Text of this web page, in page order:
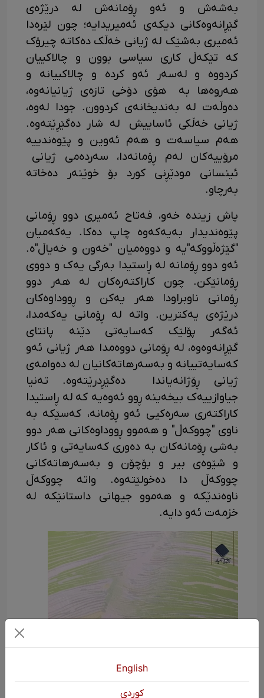
بەشەش و ئەو ڕۆمانەش لە درێژەی
گێڕانەوەکانی دیکەی ئەمیریدایە؛ چون لێرەدا
ئەمیری بەشێک لە ژیانی خەڵک دەکاتە چیرۆک
کە تێکەڵ کاری سیاسی بوون و چالاکییان
کردووە و لەسەر ئەو کردە و چالاکییانە و
هەروەها بە هۆی دۆخی تازەی ژیانیانەوە،
دەوڵەت لە بەندیخانەی کردوون. جودا لەوە،
ژیانی خەڵکی ئاساییش لە شار دەگێڕێتەوە.
هەم سیاسەت و هەم ئەوین و پێوەندییە
مرۆییەکان لەم ڕۆمانەدا، سەردەمی ژیانی
ئینسانی مودێڕنی کورد بۆ خوێنەر دەخاتە
بەرچاو.
پاش زیندە خەو، فەتاح ئەمیری دوو ڕۆمانی
پێوەندیدار بەیەکەوە چاپ دەکا. یەکەمیان
"گێژەڵووکە"یە و دووەمیان "خەون و خەیاڵ"ە.
ئەو دوو ڕۆمانە لە ڕاستیدا بەرگی یەک و دووی
ڕۆمانێکن. چون کاراکتەرەکان لە هەر دوو
ڕۆمانی ناوبراودا هەر یەکن و ڕووداوەکان
درێژەی یەکترین. واتە لە ڕۆمانی یەکەمدا،
ئەگەر پۆلێک کەسایەتی دێنە پانتای
گێڕانەوەوە، لە ڕۆمانی دووەمدا هەر ژیانی ئەو
کەسایەتییانە و بەسەرهاتەکانیان لە دەوامەی
ژیانی ڕۆژانەیاندا دەگێڕدرێتەوە. تەنیا
جیاوازییەک بیخەینە ڕوو ئەوەیە کە لە ڕاستیدا
کاراکتەری سەرەکیی ئەو ڕۆمانە، کەسێکە بە
ناوی "چووکەڵ" و هەموو ڕووداوەکانی هەر دوو
بەشی ڕۆمانەکان بە دەوری کەسایەتی و ئاکار
و شێوەی بیر و بۆچۆن و بەسەرهاتەکانی
چووکەڵ دا دەخولێتەوە. واتە چووکەڵ
ناوەندێکە و هەموو جیهانی داستانێکە لە
خزمەت ئەو دایە.
English
كوردی